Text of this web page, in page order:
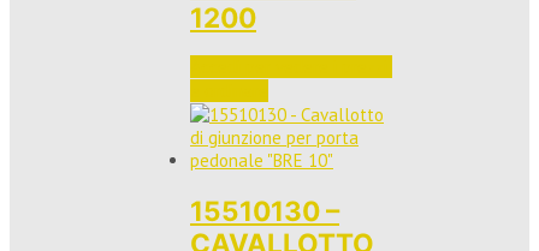
1200
15510130 –
CAVALLOTTO